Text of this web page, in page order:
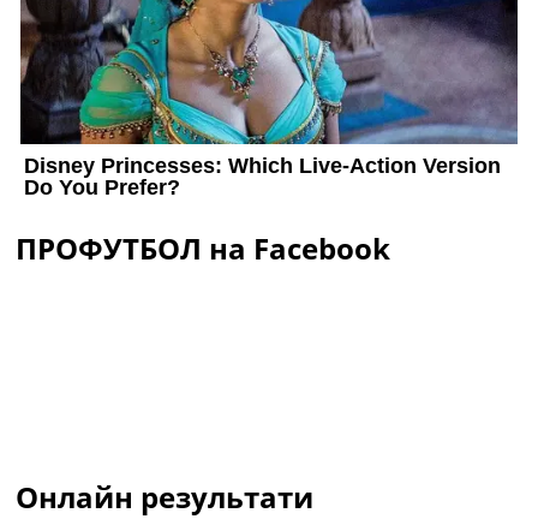
ПРОФУТБОЛ на Facebook
Онлайн результати